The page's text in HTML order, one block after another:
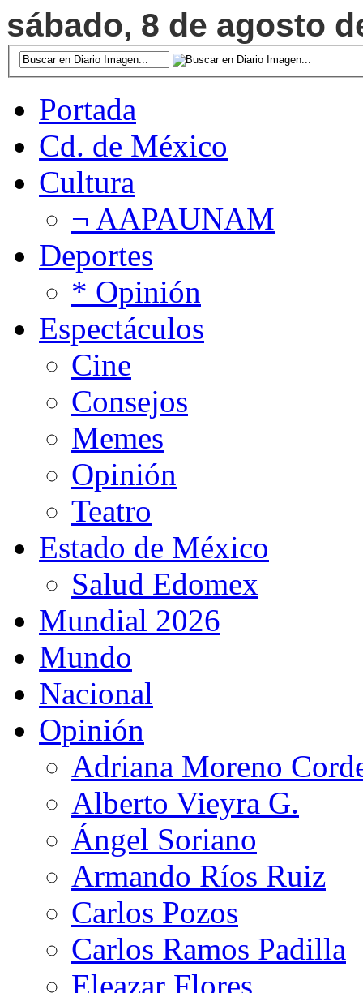
sábado, 8 de agosto
Portada
Cd. de México
Cultura
¬ AAPAUNAM
Deportes
* Opinión
Espectáculos
Cine
Consejos
Memes
Opinión
Teatro
Estado de México
Salud Edomex
Mundial 2026
Mundo
Nacional
Opinión
Adriana Moreno
Alberto Vieyra G.
Ángel Soriano
Armando Ríos Ruiz
Carlos Pozos
Carlos Ramos Padilla
Eleazar Flores